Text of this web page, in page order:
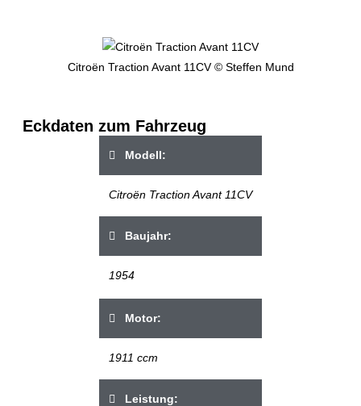
Citroën Traction Avant 11CV © Steffen Mund
Eckdaten zum Fahrzeug
Modell:
Citroën Traction Avant 11CV
Baujahr:
1954
Motor:
1911 ccm
Leistung: